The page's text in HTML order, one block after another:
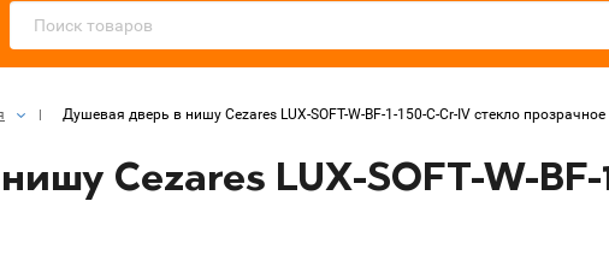
Душевая дверь в нишу Cezares LUX-SOFT-W-BF-1-150-C-Cr-IV стекло прозрачное
Cezares LUX-SOFT-W-BF-